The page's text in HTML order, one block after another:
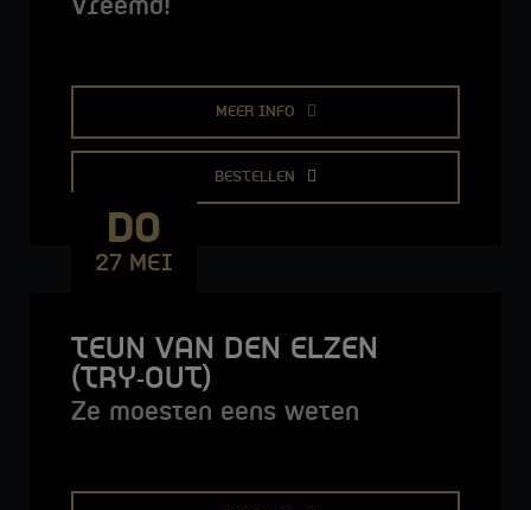
Vreemd!
MEER INFO
BESTELLEN
DO
27 MEI
TEUN VAN DEN ELZEN
(TRY-OUT)
Ze moesten eens weten